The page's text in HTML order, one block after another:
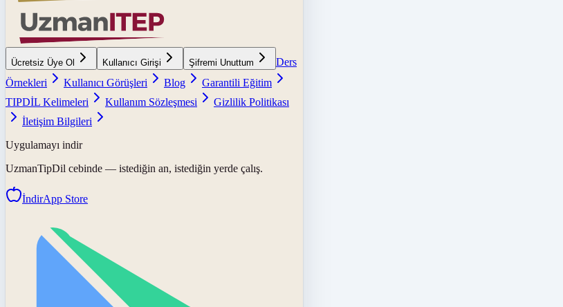
Ücretsiz Üye Ol Kullanıcı Girişi Şifremi Unuttum
Ders
Örnekleri
Kullanıcı Görüşleri Blog
Garantili Eğitim
TIPDİL Kelimeleri
Kullanım Sözleşmesi
Gizlilik Politikası
İletişim Bilgileri
Uygulamayı indir
UzmanTipDil cebinde — istediğin an, istediğin yerde çalış.
İndirApp Store